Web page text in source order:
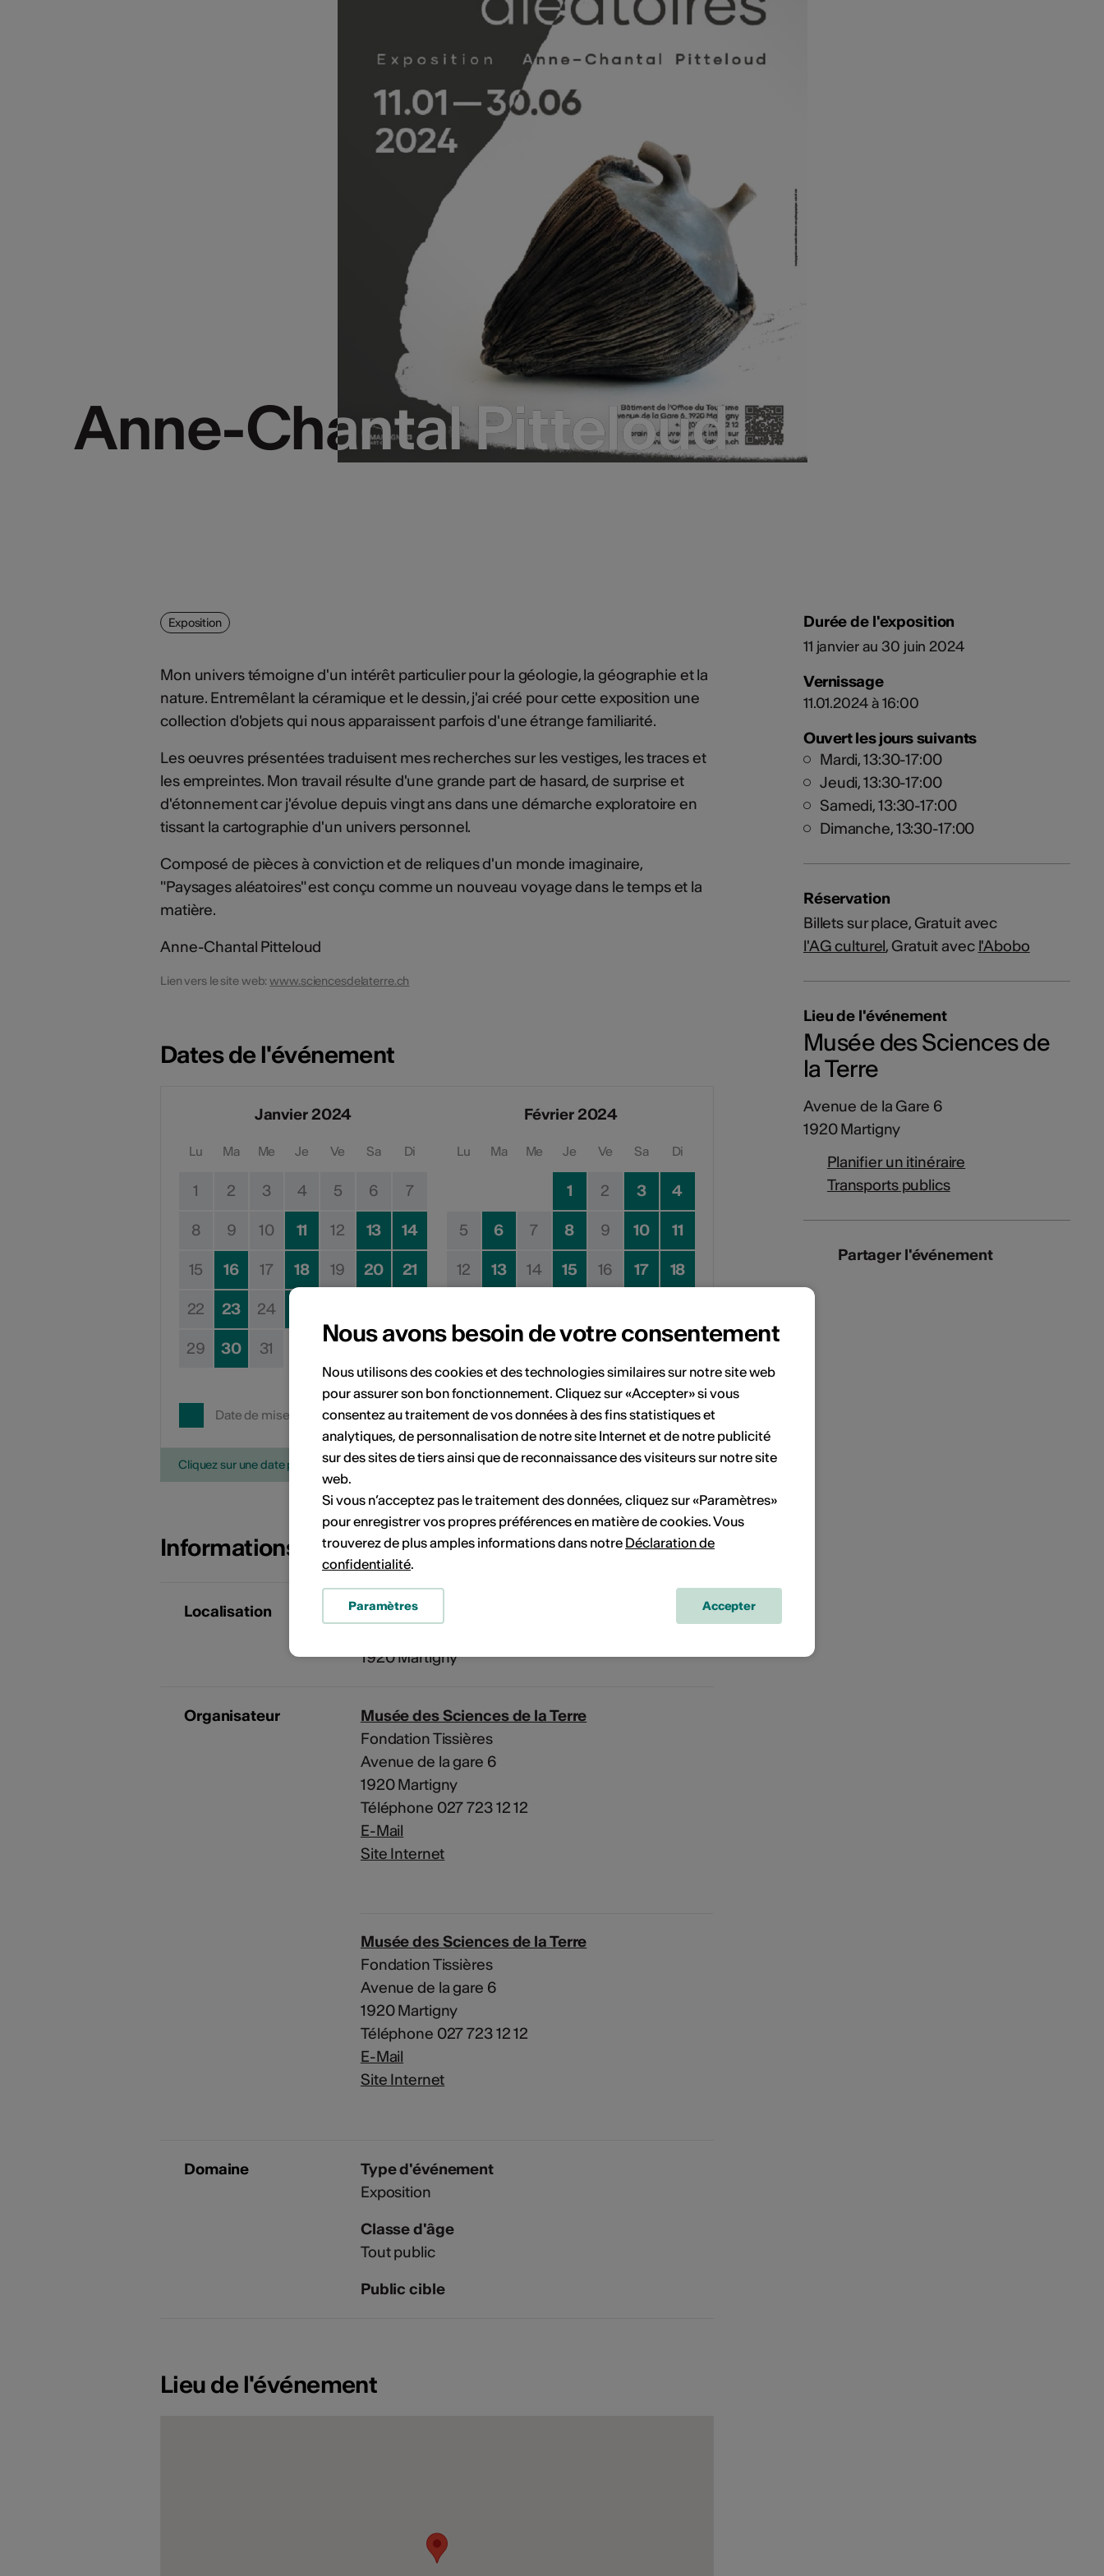
Anne-Chantal Pitteloud
Anne-Chantal Pitteloud
Exposition
Mon univers témoigne d'un intérêt particulier pour la géologie, la géographie et la
nature. Entremêlant la céramique et le dessin, j'ai créé pour cette exposition une
collection d'objets qui nous apparaissent parfois d'une étrange familiarité.
Les oeuvres présentées traduisent mes recherches sur les vestiges, les traces et
les empreintes. Mon travail résulte d'une grande part de hasard, de surprise et
d'étonnement car j'évolue depuis vingt ans dans une démarche exploratoire en
tissant la cartographie d'un univers personnel.
Composé de pièces à conviction et de reliques d'un monde imaginaire,
"Paysages aléatoires" est conçu comme un nouveau voyage dans le temps et la
matière.
Anne-Chantal Pitteloud
Lien vers le site web:www.sciencesdelaterre.ch
Dates de l'événement
Janvier 2024
Lu Ma Me Je Ve Sa Di
1 2 3 4 5 6 7
8 9 10 11 12 13 14
15 16 17 18 19 20 21
22 23 24
29 30 31
Février 2024
Lu Ma Me Je Ve Sa Di
1 2 3 4
5 6 7 8 9 10 11
12 13 14 15 16 17 18
26 27 28 29
Date de mise en œuvre Pas de date de mise en œuvre
Cliquez sur une date pour ajouter l'événement à votre calendrier.
Informations sur l'événement
Localisation
Musée des Sciences de la Terre
1920 Martigny
Organisateur
Musée des Sciences de la Terre
Fondation Tissières
Avenue de la gare 6
1920 Martigny
Téléphone 027 723 12 12
E-Mail
Site Internet
Musée des Sciences de la Terre
Fondation Tissières
Avenue de la gare 6
1920 Martigny
Téléphone 027 723 12 12
E-Mail
Site Internet
Domaine
Type d'événement
Exposition
Classe d'âge
Tout public
Public cible
Lieu de l'événement
Durée de l'exposition
11 janvier au 30 juin 2024
Vernissage
11.01.2024 à 16:00
Ouvert les jours suivants
Mardi, 13:30-17:00
Jeudi, 13:30-17:00
Samedi, 13:30-17:00
Dimanche, 13:30-17:00
Réservation
Billets sur place, Gratuit avec
l'AG culturel, Gratuit avec l'Abobo
Lieu de l'événement
Musée des Sciences de
la Terre
Avenue de la Gare 6
1920 Martigny
Planifier un itinéraire
Transports publics
Partager l'événement
Nous avons besoin de votre consentement
Nous utilisons des cookies et des technologies similaires sur notre site web
pour assurer son bon fonctionnement. Cliquez sur «Accepter» si vous
consentez au traitement de vos données à des fins statistiques et
analytiques, de personnalisation de notre site Internet et de notre publicité
sur des sites de tiers ainsi que de reconnaissance des visiteurs sur notre site
web.
Si vous n’acceptez pas le traitement des données, cliquez sur «Paramètres»
pour enregistrer vos propres préférences en matière de cookies. Vous
trouverez de plus amples informations dans notre Déclaration de
confidentialité.
Paramètres Accepter